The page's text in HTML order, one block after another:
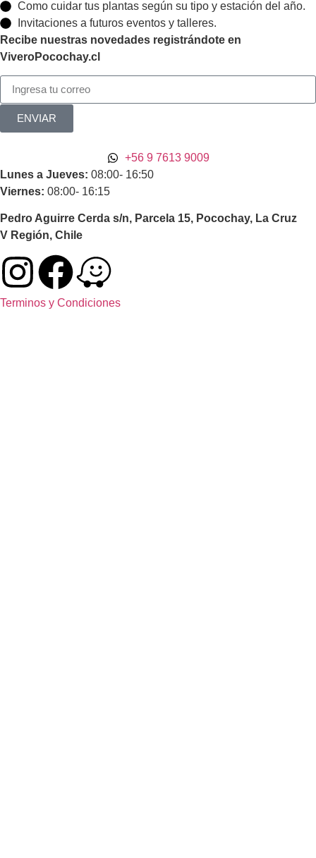
Como cuidar tus plantas según su tipo y estación del año.
Invitaciones a futuros eventos y talleres.
Recibe nuestras novedades registrándote en
ViveroPocochay.cl
ENVIAR
+56 9 7613 9009
Lunes a Jueves: 08:00- 16:50
Viernes: 08:00- 16:15
Pedro Aguirre Cerda s/n, Parcela 15, Pocochay, La Cruz
V Región, Chile
Terminos y Condiciones